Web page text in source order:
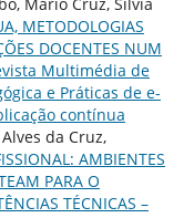
METODOLOGIAS
DOCENTES NUM
Multimédia de
e Práticas de e-
contínua
da Cruz,
AMBIENTES
PARA O
TÉCNICAS –